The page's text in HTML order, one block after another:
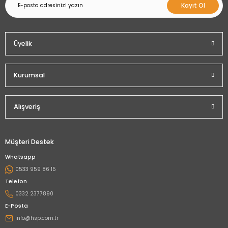
Kayıt Ol
Üyelik
Kurumsal
Alışveriş
Müşteri Destek
Whatsapp
0533 959 86 15
Telefon
0332 2377890
E-Posta
info@hsp.com.tr